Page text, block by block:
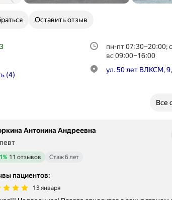
Оставить отзыв
(4)
пн-пт 07:30–20:00;
вс 09:00–16:00
ул. 50 лет ВЛКСМ,
Все
Антонина Андреевна
отзывов
11 отзывов Стаж 6 лет
пациентов:
13 января